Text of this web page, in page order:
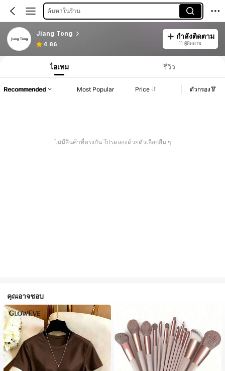
ค้นหาในร้าน
Jiang Tong
4.86
กำลังติดตาม
11 ผู้ติดตาม
ไอเทม รีวิว
Recommended Most Popular Price ตัวกรอง
ไม่มีสินค้าที่ตรงกัน โปรดลองด้วยตัวเลือกอื่น ๆ
คุณอาจชอบ